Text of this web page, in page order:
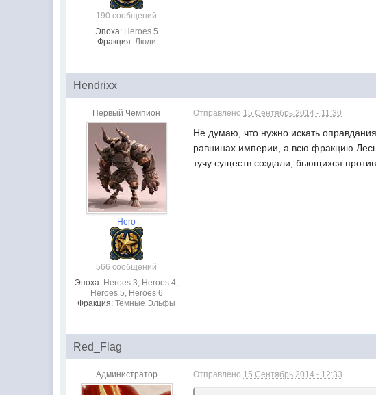
190 сообщений
Эпоха: Heroes 5
Фракция: Люди
Hendrixx
Первый Чемпион
Hero
566 сообщений
Эпоха: Heroes 3, Heroes 4,
Heroes 5, Heroes 6
Фракция: Темные Эльфы
Отправлено 15 Сентябрь 2014 - 11:30
Не думаю, что нужно искать
равнинах империи, а всю фракцию
тучу существ создали, бьющихся
Red_Flag
Администратор Отправлено 15 Сентябрь 2014 - 12:33